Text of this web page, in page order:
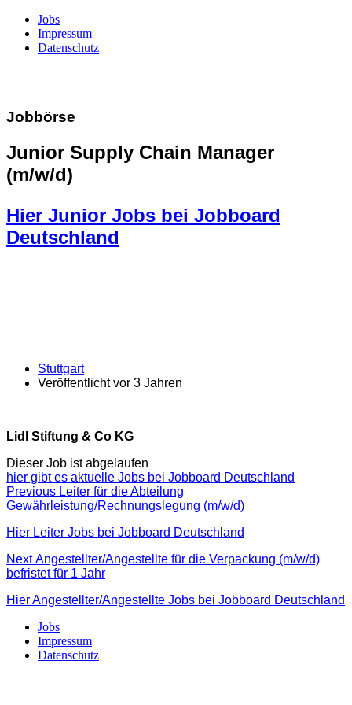
Jobs
Impressum
Datenschutz
Jobbörse
Junior Supply Chain Manager
(m/w/d)
Hier Junior Jobs bei Jobboard
Deutschland
Stuttgart
Veröffentlicht vor 3 Jahren
Lidl Stiftung & Co KG
Dieser Job ist abgelaufen
hier gibt es aktuelle Jobs bei Jobboard Deutschland
Beitragsnavigation
Previous Previous
post:
Leiter für die Abteilung
Gewährleistung/Rechnungslegung (m/w/d)
Hier Leiter Jobs bei Jobboard Deutschland
Next Next
post:
Angestellter/Angestellte für die Verpackung (m/w/d)
befristet für 1 Jahr
Hier Angestellter/Angestellte Jobs bei Jobboard Deutschland
Jobs
Impressum
Datenschutz